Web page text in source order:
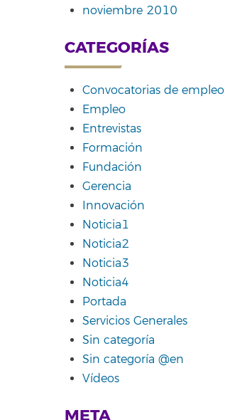
noviembre 2010
CATEGORÍAS
Convocatorias de empleo
Empleo
Entrevistas
Formación
Fundación
Gerencia
Innovación
Noticia1
Noticia2
Noticia3
Noticia4
Portada
Servicios Generales
Sin categoría
Sin categoría @en
Vídeos
META